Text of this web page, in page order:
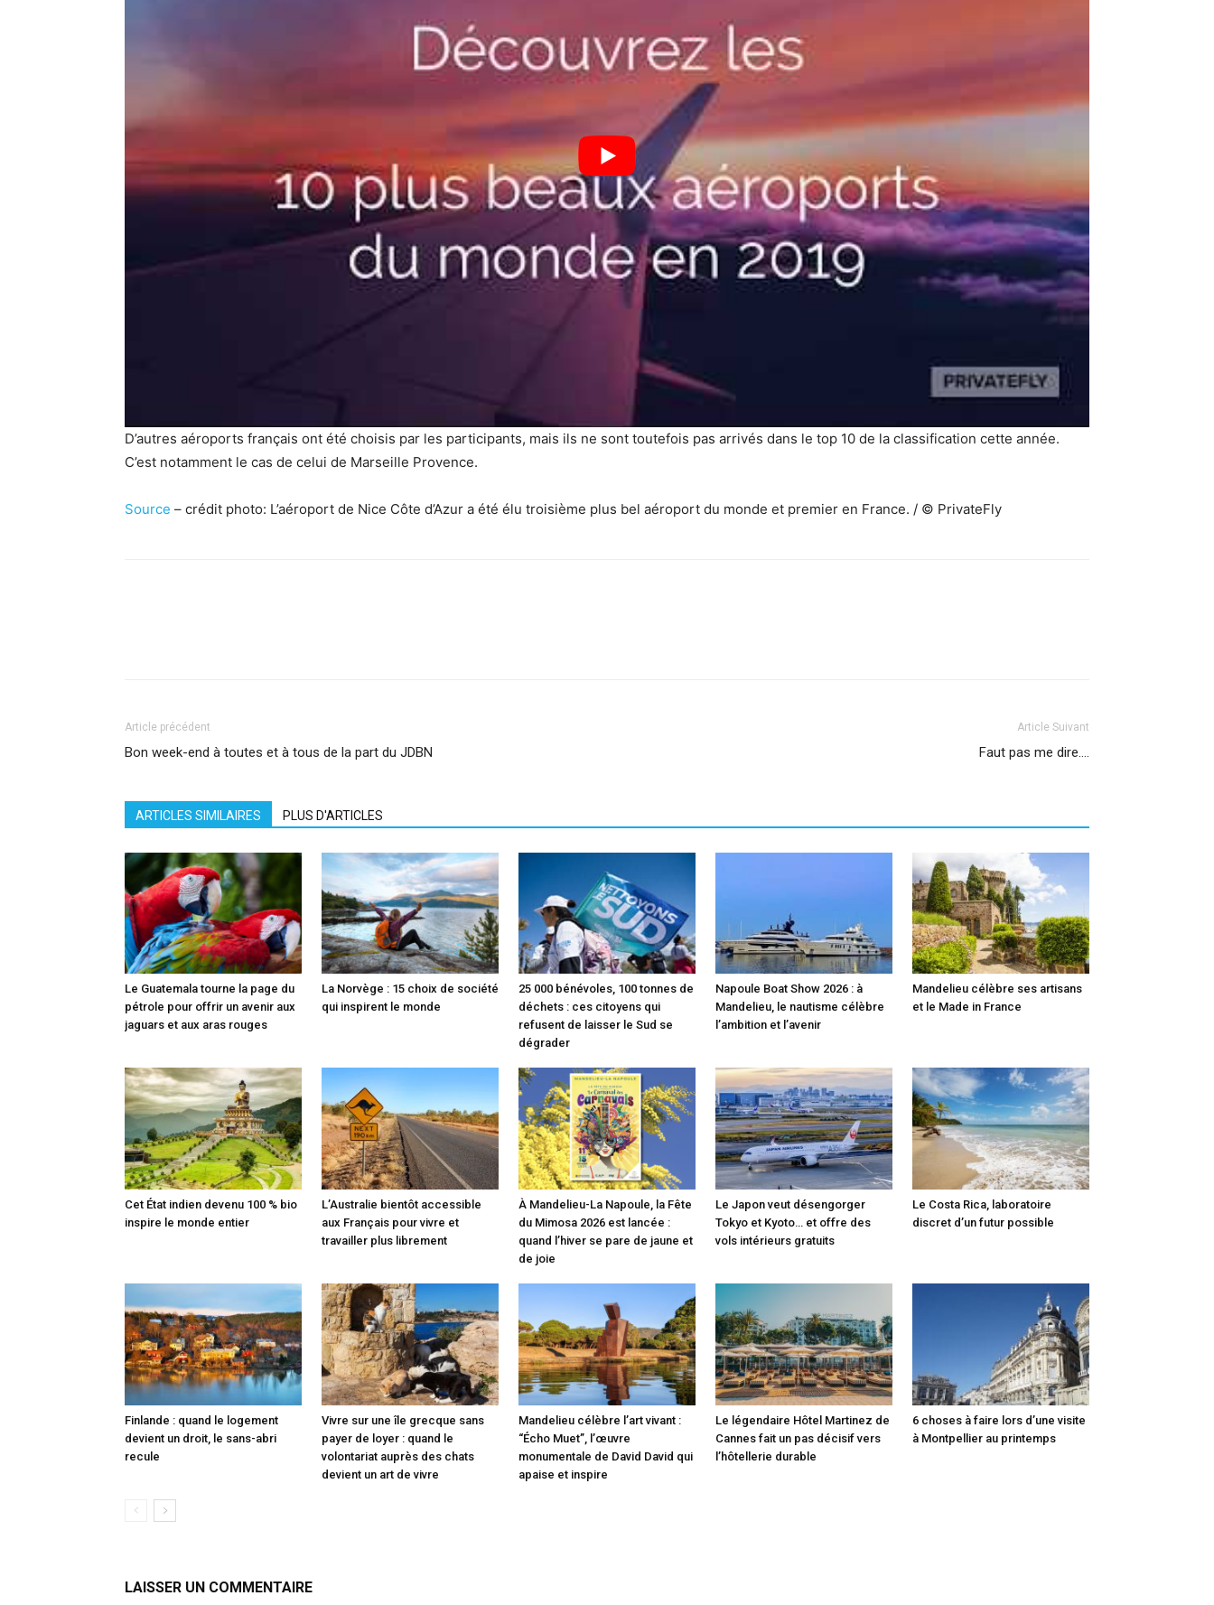
D’autres aéroports français ont été choisis par les participants, mais ils ne sont toutefois pas arrivés dans le top 10 de la classification cette année.
C’est notamment le cas de celui de Marseille Provence.
Source – crédit photo: L’aéroport de Nice Côte d’Azur a été élu troisième plus bel aéroport du monde et premier en France. / © PrivateFly
Article précédent
Bon week-end à toutes et à tous de la part du JDBN
Article Suivant
Faut pas me dire….
ARTICLES SIMILAIRES PLUS D'ARTICLES
Le Guatemala tourne la page du
pétrole pour offrir un avenir aux
jaguars et aux aras rouges
La Norvège : 15 choix de société
qui inspirent le monde
25 000 bénévoles, 100 tonnes de
déchets : ces citoyens qui
refusent de laisser le Sud se
dégrader
Napoule Boat Show 2026 : à
Mandelieu, le nautisme célèbre
l’ambition et l’avenir
Mandelieu célèbre ses artisans
et le Made in France
Cet État indien devenu 100 % bio
inspire le monde entier
L’Australie bientôt accessible
aux Français pour vivre et
travailler plus librement
À Mandelieu-La Napoule, la Fête
du Mimosa 2026 est lancée :
quand l’hiver se pare de jaune et
de joie
Le Japon veut désengorger
Tokyo et Kyoto… et offre des
vols intérieurs gratuits
Le Costa Rica, laboratoire
discret d’un futur possible
Finlande : quand le logement
devient un droit, le sans-abri
recule
Vivre sur une île grecque sans
payer de loyer : quand le
volontariat auprès des chats
devient un art de vivre
Mandelieu célèbre l’art vivant :
“Écho Muet”, l’œuvre
monumentale de David David qui
apaise et inspire
Le légendaire Hôtel Martinez de
Cannes fait un pas décisif vers
l’hôtellerie durable
6 choses à faire lors d’une visite
à Montpellier au printemps
LAISSER UN COMMENTAIRE